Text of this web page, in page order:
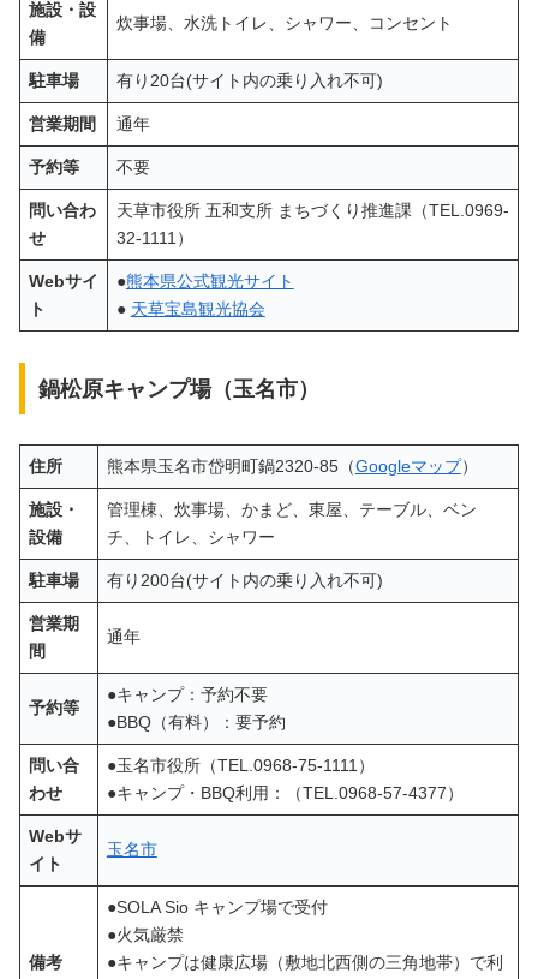
施設・設
備
炊事場、水洗トイレ、シャワー、コンセント
駐車場 有り20台(サイト内の乗り入れ不可)
営業期間 通年
予約等 不要
問い合わ
せ
天草市役所 五和支所 まちづくり推進課（TEL.0969-
32-1111）
Webサイ
ト
●熊本県公式観光サイト
● 天草宝島観光協会
鍋松原キャンプ場（玉名市）
住所 熊本県玉名市岱明町鍋2320-85（Googleマップ）
施設・
設備
管理棟、炊事場、かまど、東屋、テーブル、ベン
チ、トイレ、シャワー
駐車場 有り200台(サイト内の乗り入れ不可)
営業期
間
通年
予約等
●キャンプ：予約不要
●BBQ（有料）：要予約
問い合
わせ
●玉名市役所（TEL.0968-75-1111）
●キャンプ・BBQ利用：（TEL.0968-57-4377）
Webサ
イト
玉名市
備考
●SOLA Sio キャンプ場で受付
●火気厳禁
●キャンプは健康広場（敷地北西側の三角地帯）で利